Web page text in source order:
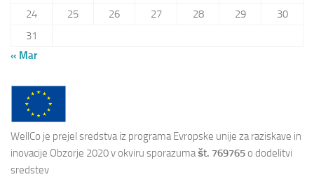
24
25 26 27 28 29
30
31
« Mar
WellCo je prejel sredstva iz programa Evropske unije za raziskave in
inovacije Obzorje 2020 v okviru sporazumašt. 769765 o dodelitvi
sredstev